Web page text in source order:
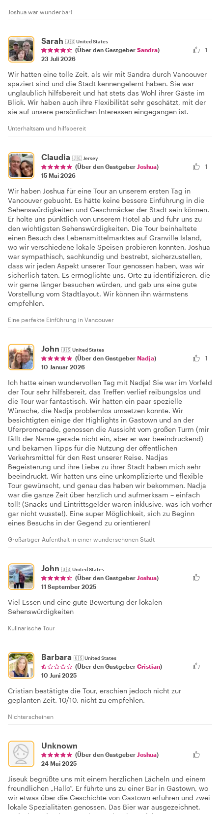
Joshua war wunderbar!
Sarah 🇺🇸United States
(Über den Gastgeber Sandra)
23 Juli 2026
1
Wir hatten eine tolle Zeit, als wir mit Sandra durch Vancouver
spaziert sind und die Stadt kennengelernt haben. Sie war
unglaublich hilfsbereit und hat stets das Wohl ihrer Gäste im
Blick. Wir haben auch ihre Flexibilität sehr geschätzt, mit der
sie auf unsere persönlichen Interessen eingegangen ist.
Unterhaltsam und hilfsbereit
Claudia 🇯🇪 Jersey
(Über den Gastgeber Joshua)
15 Mai 2026
1
Wir haben Joshua für eine Tour an unserem ersten Tag in
Vancouver gebucht. Es hätte keine bessere Einführung in die
Sehenswürdigkeiten und Geschmäcker der Stadt sein können.
Er holte uns pünktlich von unserem Hotel ab und fuhr uns zu
den wichtigsten Sehenswürdigkeiten. Die Tour beinhaltete
einen Besuch des Lebensmittelmarktes auf Granville Island,
wo wir verschiedene lokale Speisen probieren konnten. Joshua
war sympathisch, sachkundig und bestrebt, sicherzustellen,
dass wir jeden Aspekt unserer Tour genossen haben, was wir
sicherlich taten. Es ermöglichte uns, Orte zu identifizieren, die
wir gerne länger besuchen würden, und gab uns eine gute
Vorstellung vom Stadtlayout. Wir können ihn wärmstens
empfehlen.
Eine perfekte Einführung in Vancouver
John 🇺🇸United States
(Über den Gastgeber Nadja)
10 Januar 2026
1
Ich hatte einen wundervollen Tag mit Nadja! Sie war im Vorfeld
der Tour sehr hilfsbereit, das Treffen verlief reibungslos und
die Tour war fantastisch. Wir hatten ein paar spezielle
Wünsche, die Nadja problemlos umsetzen konnte. Wir
besichtigten einige der Highlights in Gastown und an der
Uferpromenade, genossen die Aussicht vom großen Turm (mir
fällt der Name gerade nicht ein, aber er war beeindruckend)
und bekamen Tipps für die Nutzung der öffentlichen
Verkehrsmittel für den Rest unserer Reise. Nadjas
Begeisterung und ihre Liebe zu ihrer Stadt haben mich sehr
beeindruckt. Wir hatten uns eine unkomplizierte und flexible
Tour gewünscht, und genau das haben wir bekommen. Nadja
war die ganze Zeit über herzlich und aufmerksam – einfach
toll! (Snacks und Eintrittsgelder waren inklusive, was ich vorher
gar nicht wusste!). Eine super Möglichkeit, sich zu Beginn
eines Besuchs in der Gegend zu orientieren!
Großartiger Aufenthalt in einer wunderschönen Stadt
John 🇺🇸United States
(Über den Gastgeber Joshua)
11 September 2025
Viel Essen und eine gute Bewertung der lokalen
Sehenswürdigkeiten
Kulinarische Tour
Barbara 🇺🇸United States
(Über den Gastgeber Cristian)
10 Juni 2025
Cristian bestätigte die Tour, erschien jedoch nicht zur
geplanten Zeit. 10/10, nicht zu empfehlen.
Nichterscheinen
Unknown
(Über den Gastgeber Joshua)
24 Mai 2025
Jiseuk begrüßte uns mit einem herzlichen Lächeln und einem
freundlichen „Hallo“. Er führte uns zu einer Bar in Gastown, wo
wir etwas über die Geschichte von Gastown erfuhren und zwei
lokale Spezialitäten genossen. Das Bier war ausgezeichnet,